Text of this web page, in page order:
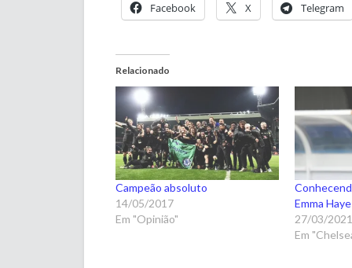
Facebook X Telegram
Relacionado
Campeão absoluto
14/05/2017
Em "Opinião"
Emma
27/03/2021
Em